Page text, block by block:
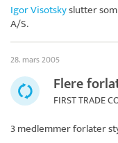
Igor Visotskyslutter
A/S.
28. mars 2005
Flere
FIRST TRADE
3 medlemmer forlater